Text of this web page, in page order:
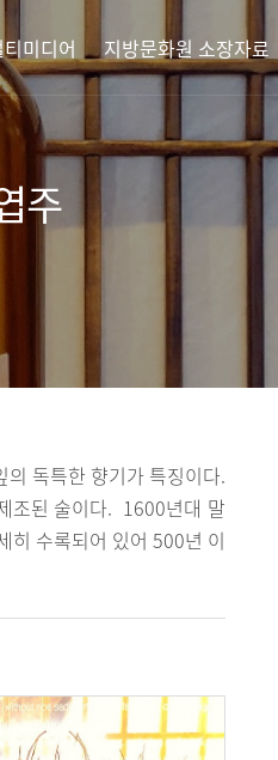
미디어 지방문화원 소장자료
주
독특한 향기가 특징이다.
조된 술이다. 1600년대 말
히 수록되어 있어 500년 이